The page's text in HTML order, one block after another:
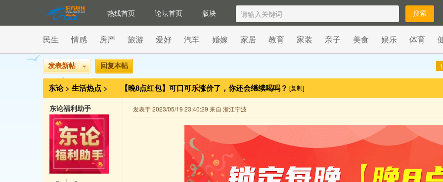
热线首页 论坛首页 版块
民生 情感 房产 旅游 爱好 汽车 婚嫁 家居 教育 家装 亲子 美食 娱乐 体育
发表新帖 回复本帖 1
东论 > 生活热点 > 【晚8点红包】可口可乐涨价了，你还会继续喝吗？[复制]
发表于 2023/05/19 23:40:29 来自 浙江宁波
东论福利助手